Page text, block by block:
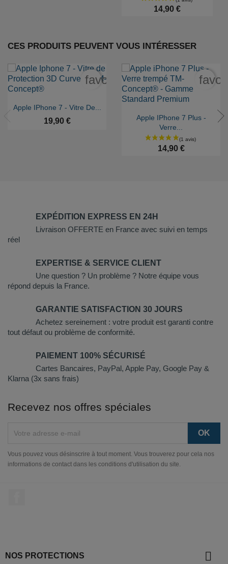
14,90 €
CES PRODUITS PEUVENT VOUS INTÉRESSER
 Aperçu rapide
Apple IPhone 7 - Vitre De...
19,90 €
favorite_border
 Aperçu rapide
Apple IPhone 7 Plus -
Verre...
14,90 €
EXPÉDITION EXPRESS EN 24H
Livraison OFFERTE en France avec suivi en temps
réel
EXPERTISE & SERVICE CLIENT
Une question ? Un problème ? Notre équipe vous
répond depuis la France.
GARANTIE SATISFACTION 30 JOURS
Achetez sereinement : votre produit est garanti contre
tout défaut ou problème de conformité.
PAIEMENT 100% SÉCURISÉ
Cartes Bancaires, PayPal, Apple Pay, Google Pay &
Klarna (3x sans frais)
Recevez nos offres spéciales
Vous pouvez vous désinscrire à tout moment. Vous trouverez pour cela nos
informations de contact dans les conditions d'utilisation du site.
NOS PROTECTIONS 